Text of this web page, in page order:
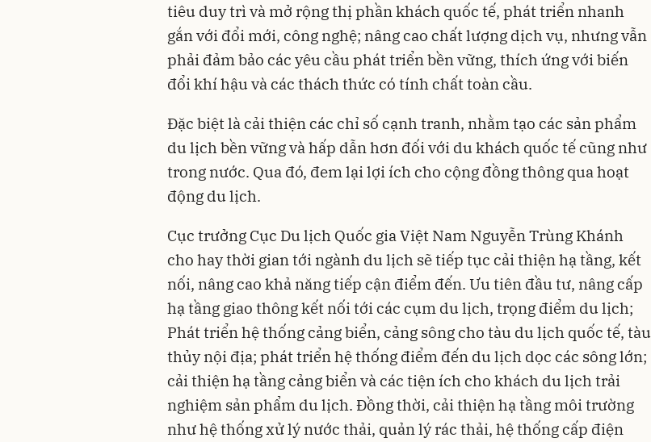
tiêu duy trì và mở rộng thị phần khách quốc tế, phát triển nhanh
gắn với đổi mới, công nghệ; nâng cao chất lượng dịch vụ, nhưng vẫn
phải đảm bảo các yêu cầu phát triển bền vững, thích ứng với biến
đổi khí hậu và các thách thức có tính chất toàn cầu.
Đặc biệt là cải thiện các chỉ số cạnh tranh, nhằm tạo các sản phẩm
du lịch bền vững và hấp dẫn hơn đối với du khách quốc tế cũng như
trong nước. Qua đó, đem lại lợi ích cho cộng đồng thông qua hoạt
động du lịch.
Cục trưởng Cục Du lịch Quốc gia Việt Nam Nguyễn Trùng Khánh
cho hay thời gian tới ngành du lịch sẽ tiếp tục cải thiện hạ tầng, kết
nối, nâng cao khả năng tiếp cận điểm đến. Ưu tiên đầu tư, nâng cấp
hạ tầng giao thông kết nối tới các cụm du lịch, trọng điểm du lịch;
Phát triển hệ thống cảng biển, cảng sông cho tàu du lịch quốc tế, tàu
thủy nội địa; phát triển hệ thống điểm đến du lịch dọc các sông lớn;
cải thiện hạ tầng cảng biển và các tiện ích cho khách du lịch trải
nghiệm sản phẩm du lịch. Đồng thời, cải thiện hạ tầng môi trường
như hệ thống xử lý nước thải, quản lý rác thải, hệ thống cấp điện